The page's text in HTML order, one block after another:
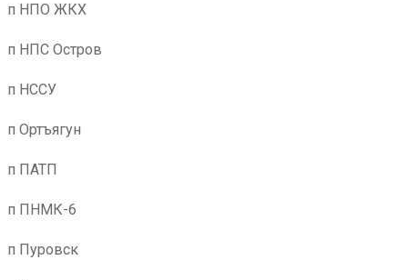
п НПО ЖКХ
п НПС Остров
п НССУ
п Ортъягун
п ПАТП
п ПНМК-6
п Пуровск